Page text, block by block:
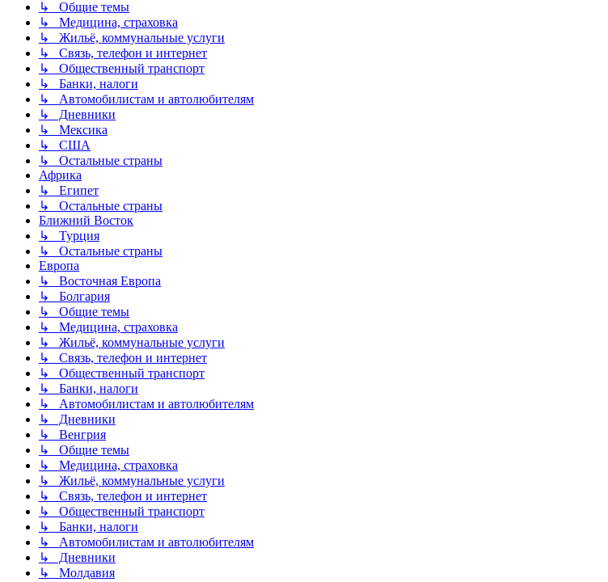
↳ Общие темы
↳ Медицина, страховка
↳ Жильё, коммунальные услуги
↳ Связь, телефон и интернет
↳ Общественный транспорт
↳ Банки, налоги
↳ Автомобилистам и автолюбителям
↳ Дневники
↳ Мексика
↳ США
↳ Остальные страны
Африка
↳ Египет
↳ Остальные страны
Ближний Восток
↳ Турция
↳ Остальные страны
Европа
↳ Восточная Европа
↳ Болгария
↳ Общие темы
↳ Медицина, страховка
↳ Жильё, коммунальные услуги
↳ Связь, телефон и интернет
↳ Общественный транспорт
↳ Банки, налоги
↳ Автомобилистам и автолюбителям
↳ Дневники
↳ Венгрия
↳ Общие темы
↳ Медицина, страховка
↳ Жильё, коммунальные услуги
↳ Связь, телефон и интернет
↳ Общественный транспорт
↳ Банки, налоги
↳ Автомобилистам и автолюбителям
↳ Дневники
↳ Молдавия